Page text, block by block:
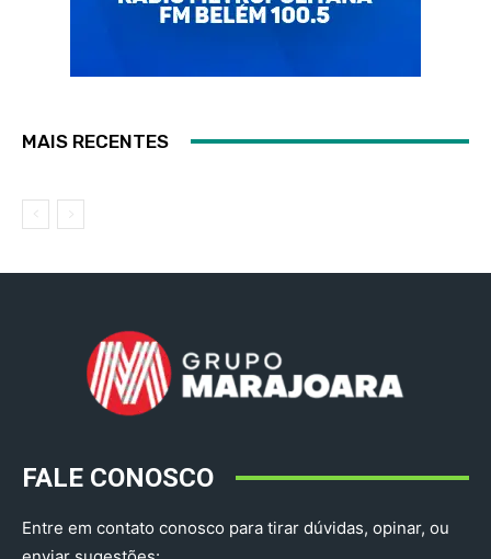
MAIS RECENTES
FALE CONOSCO
Entre em contato conosco para tirar dúvidas, opinar, ou